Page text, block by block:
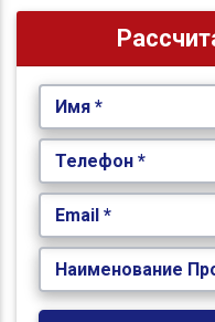
Имя *
Телефон *
Email *
Наименование